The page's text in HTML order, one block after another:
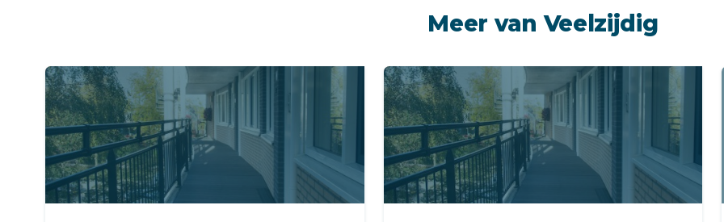
Meer van Veelzijdig